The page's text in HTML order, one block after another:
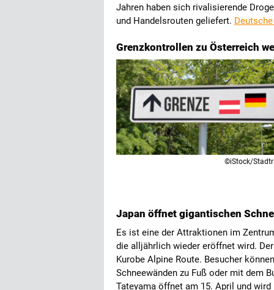
Jahren haben sich rivalisierende
und Handelsrouten geliefert.
Grenzkontrollen zu Österreich
©iStock/
Japan öffnet gigantischen
Es ist eine der Attraktionen im
die alljährlich wieder eröffnet wird.
Kurobe Alpine Route. Besucher
Schneewänden zu Fuß oder mit dem
Tateyama öffnet am 15. April und